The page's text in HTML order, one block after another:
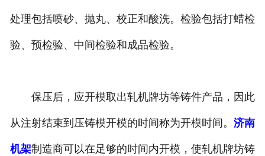
处理包括喷砂、抛丸、校正和酸洗。检验包括打蜡检
验、预检验、中间检验和成品检验。
保压后，应开模取出轧机牌坊等铸件产品，因此
从注射结束到压铸模开模的时间称为开模时间。 济南
机架制造商可以在足够的时间内开模，使轧机牌坊铸